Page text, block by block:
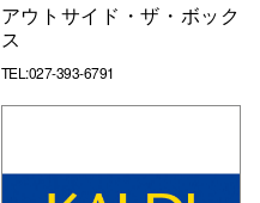
アウトサイド・ザ・ボック
ス
TEL:027-393-6791